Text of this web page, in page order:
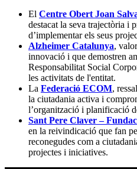
El Centre Obert Joan
destacat la seva trajectòria i
d’implementar els seus
Alzheimer Catalunya,
innovació i que demostren
Responsabilitat Social
les activitats de l'entitat.
La Federació ECOM,
la ciutadania activa i
l’organització i planificació
Sant Pere Claver –
en la reivindicació que fan
reconegudes com a
projectes i iniciatives.